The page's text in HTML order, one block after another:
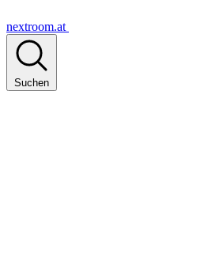
nextroom.at
Suchen